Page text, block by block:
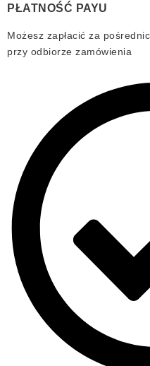
PŁATNOŚĆ PAYU
Możesz zapłacić za
przy odbiorze zamówienia